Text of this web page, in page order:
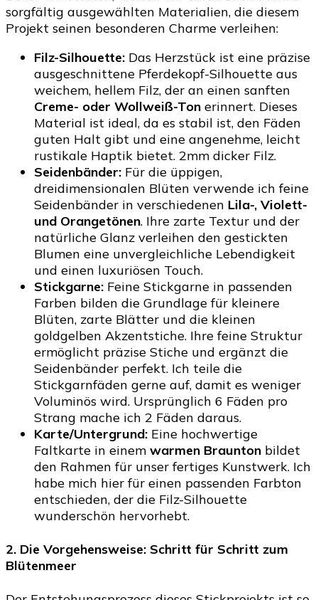
sorgfältig ausgewählten Materialien, die diesem
Projekt seinen besonderen Charme verleihen:
Filz-Silhouette: Das Herzstück ist eine präzise
ausgeschnittene Pferdekopf-Silhouette aus
weichem, hellem Filz, der an einen sanften
Creme- oder Wollweiß-Ton erinnert. Dieses
Material ist ideal, da es stabil ist, den Fäden
guten Halt gibt und eine angenehme, leicht
rustikale Haptik bietet. 2mm dicker Filz.
Seidenbänder: Für die üppigen,
dreidimensionalen Blüten verwende ich feine
Seidenbänder in verschiedenen Lila-, Violett-
und Orangetönen. Ihre zarte Textur und der
natürliche Glanz verleihen den gestickten
Blumen eine unvergleichliche Lebendigkeit
und einen luxuriösen Touch.
Stickgarne: Feine Stickgarne in passenden
Farben bilden die Grundlage für kleinere
Blüten, zarte Blätter und die kleinen
goldgelben Akzentstiche. Ihre feine Struktur
ermöglicht präzise Stiche und ergänzt die
Seidenbänder perfekt. Ich teile die
Stickgarnfäden gerne auf, damit es weniger
Voluminös wird. Ursprünglich 6 Fäden pro
Strang mache ich 2 Fäden daraus.
Karte/Untergrund: Eine hochwertige
Faltkarte in einem warmen Braunton bildet
den Rahmen für unser fertiges Kunstwerk. Ich
habe mich hier für einen passenden Farbton
entschieden, der die Filz-Silhouette
wunderschön hervorhebt.
2. Die Vorgehensweise: Schritt für Schritt zum
Blütenmeer